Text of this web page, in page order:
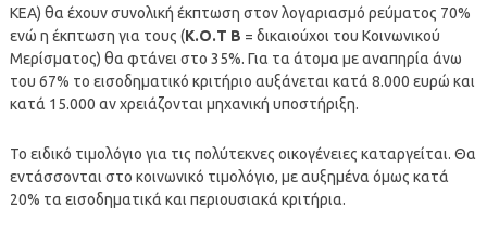
ΚΕΑ) θα έχουν συνολική έκπτωση στον λογαριασμό ρεύματος 70%
ενώ η έκπτωση για τους (Κ.Ο.Τ Β = δικαιούχοι του Κοινωνικού
Μερίσματος) θα φτάνει στο 35%. Για τα άτομα με αναπηρία άνω
του 67% το εισοδηματικό κριτήριο αυξάνεται κατά 8.000 ευρώ και
κατά 15.000 αν χρειάζονται μηχανική υποστήριξη.
Το ειδικό τιμολόγιο για τις πολύτεκνες οικογένειες καταργείται. Θα
εντάσσονται στο κοινωνικό τιμολόγιο, με αυξημένα όμως κατά
20% τα εισοδηματικά και περιουσιακά κριτήρια.